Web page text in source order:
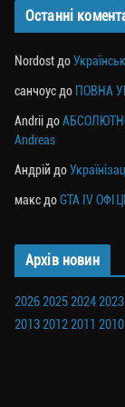
Останні
Nordost до
санчоус до ПОВНА
Andrii доАБСОЛЮТНО
Andreas
Андрій до
макс доGTA IV
Архів новин
2026202520242023
201320122011 2010